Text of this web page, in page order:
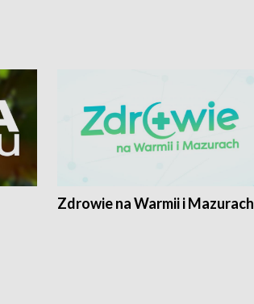
Zdrowie na Warmii i Mazurach